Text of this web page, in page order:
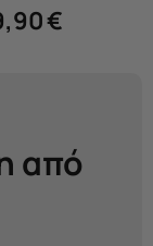
€
από